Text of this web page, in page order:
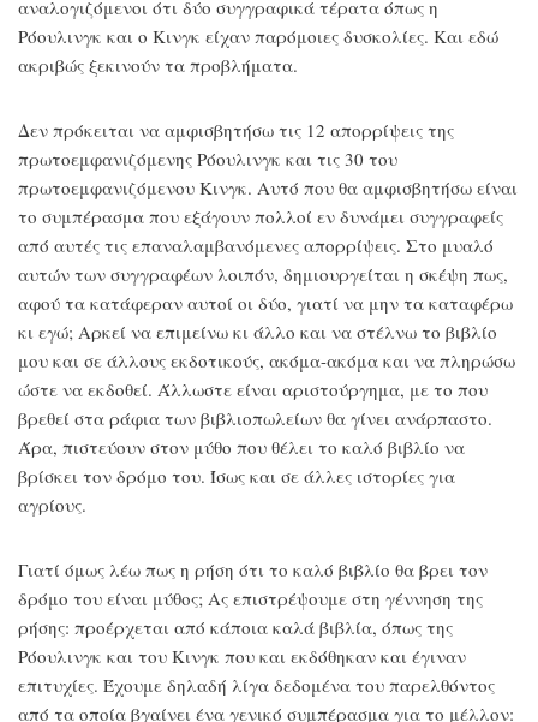
αναλογιζόμενοι ότι δύο συγγραφικά τέρατα όπως η
Ρόουλινγκ και ο Κινγκ είχαν παρόμοιες δυσκολίες. Και εδώ
ακριβώς ξεκινούν τα προβλήματα.
Δεν πρόκειται να αμφισβητήσω τις 12 απορρίψεις της
πρωτοεμφανιζόμενης Ρόουλινγκ και τις 30 του
πρωτοεμφανιζόμενου Κινγκ. Αυτό που θα αμφισβητήσω είναι
το συμπέρασμα που εξάγουν πολλοί εν δυνάμει συγγραφείς
από αυτές τις επαναλαμβανόμενες απορρίψεις. Στο μυαλό
αυτών των συγγραφέων λοιπόν, δημιουργείται η σκέψη πως,
αφού τα κατάφεραν αυτοί οι δύο, γιατί να μην τα καταφέρω
κι εγώ; Αρκεί να επιμείνω κι άλλο και να στέλνω το βιβλίο
μου και σε άλλους εκδοτικούς, ακόμα-ακόμα και να πληρώσω
ώστε να εκδοθεί. Άλλωστε είναι αριστούργημα, με το που
βρεθεί στα ράφια των βιβλιοπωλείων θα γίνει ανάρπαστο.
Άρα, πιστεύουν στον μύθο που θέλει το καλό βιβλίο να
βρίσκει τον δρόμο του. Ίσως και σε άλλες ιστορίες για
αγρίους.
Γιατί όμως λέω πως η ρήση ότι το καλό βιβλίο θα βρει τον
δρόμο του είναι μύθος; Ας επιστρέψουμε στη γέννηση της
ρήσης: προέρχεται από κάποια καλά βιβλία, όπως της
Ρόουλινγκ και του Κινγκ που και εκδόθηκαν και έγιναν
επιτυχίες. Έχουμε δηλαδή λίγα δεδομένα του παρελθόντος
από τα οποία βγαίνει ένα γενικό συμπέρασμα για το μέλλον: